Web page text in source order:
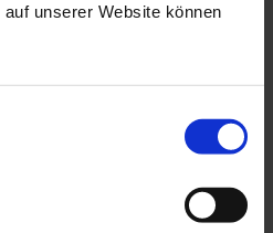
unserer Website können